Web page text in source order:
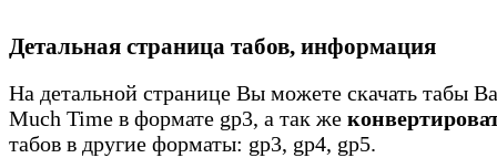
Детальная страница табов, информация
На детальной странице Вы можете скачать табы
Much Time в формате gp3, а так же
табов в другие форматы: gp3, gp4, gp5.